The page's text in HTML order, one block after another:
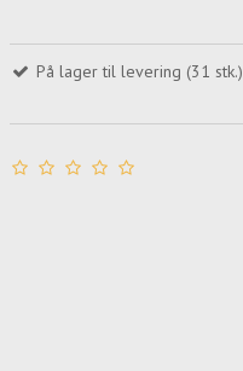
På lager til levering (31 stk.)